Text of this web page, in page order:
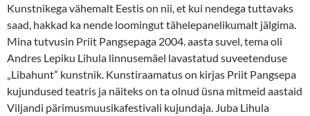
Kunstnikega vähemalt Eestis on nii, et kui nendega tuttavaks
saad, hakkad ka nende loomingut tähelepanelikumalt jälgima.
Mina tutvusin Priit Pangsepaga 2004. aasta suvel, tema oli
Andres Lepiku Lihula linnusemäel lavastatud suveetenduse
„Libahunt” kunstnik. Kunstiraamatus on kirjas Priit Pangsepa
kujundused teatris ja näiteks on ta olnud üsna mitmeid aastaid
Viljandi pärimusmuusikafestivali kujundaja. Juba Lihula